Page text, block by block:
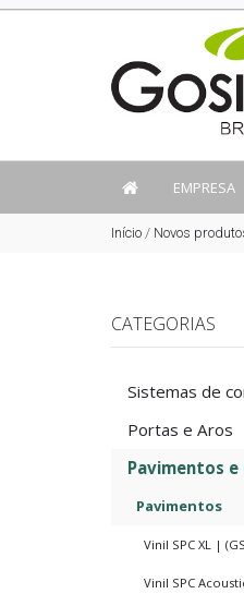
EMPRESA
Início / Novos
CATEGORIAS
Sistemas de
Portas e Aros
Pavimentos
Pavimentos
Vinil SPC XL |
Vinil SPC